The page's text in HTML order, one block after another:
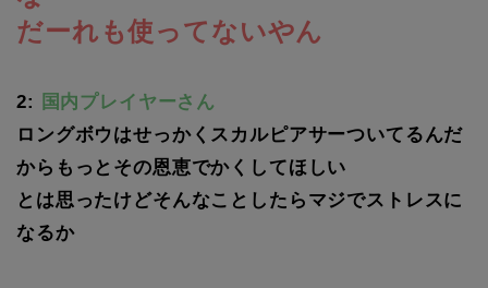
だーれも使ってないやん
2:
国内プレイヤーさん
ロングボウはせっかくスカルピアサーついてるんだ
からもっとその恩恵でかくしてほしい
とは思ったけどそんなことしたらマジでストレスに
なるか